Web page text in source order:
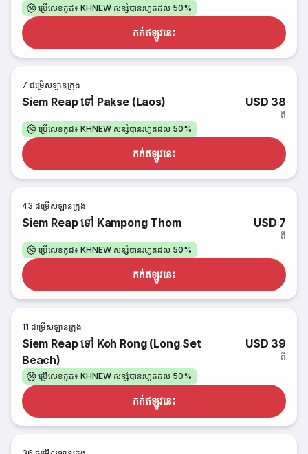
ប្រើលេខកូដ៖ KHNEW សន្សំបានរហូតដល់ 50%
កក់​ឥឡូវនេះ
7 ជម្រើសឡានក្រុង
Siem Reap ទៅ Pakse (Laos) USD 38
ពី
ប្រើលេខកូដ៖ KHNEW សន្សំបានរហូតដល់ 50%
កក់​ឥឡូវនេះ
43 ជម្រើសឡានក្រុង
Siem Reap ទៅ Kampong Thom USD 7
ពី
ប្រើលេខកូដ៖ KHNEW សន្សំបានរហូតដល់ 50%
កក់​ឥឡូវនេះ
11 ជម្រើសឡានក្រុង
Siem Reap ទៅ Koh Rong (Long Set
Beach)
USD 39
ពី
ប្រើលេខកូដ៖ KHNEW សន្សំបានរហូតដល់ 50%
កក់​ឥឡូវនេះ